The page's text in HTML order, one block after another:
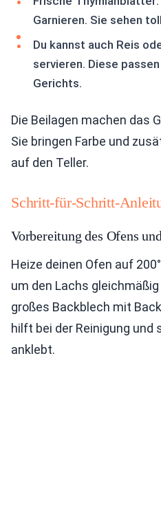
Garnieren. Sie sehen
Du kannst auch Reis
servieren. Diese
Gerichts.
Die Beilagen machen das
Sie bringen Farbe und
auf den Teller.
Schritt-für-Schritt-
Vorbereitung des Ofens
Heize deinen Ofen auf
um den Lachs gleichmäßig
großes Backblech mit
hilft bei der Reinigung
anklebt.